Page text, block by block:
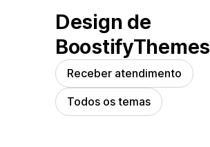
Design de
BoostifyThemes
Receber atendimento
Todos os temas